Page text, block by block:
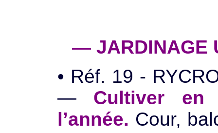
— JARDINAGE
• Réf. 19 -
— Cultiver en
l’année. Cour,